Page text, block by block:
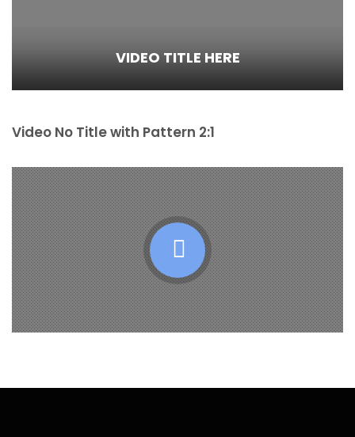
VIDEO TITLE HERE
Video No Title with Pattern 2:1